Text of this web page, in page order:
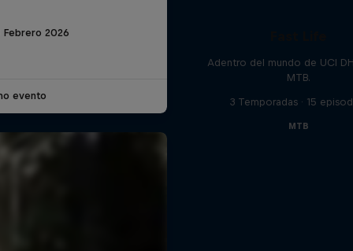
Febrero 2026
evento
Adentro del mundo de UCI
MTB.
3 Temporadas · 15
MTB